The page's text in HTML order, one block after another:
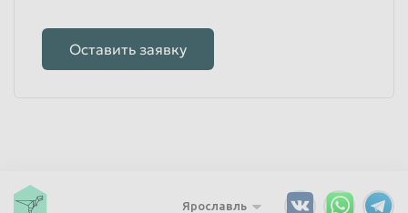
Оставить заявку
Ярославль